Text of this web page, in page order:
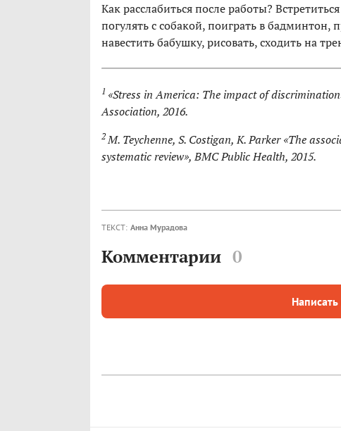
Как расслабиться после работы?
погулять с собакой, поиграть в
навестить бабушку, рисовать, сходить на
1 «Stress in America: The impact of
Association, 2016.
2 M. Teychenne, S. Costigan, K. Parker «The
systematic review», BMC Public Health, 2015.
ТЕКСТ: Анна Мурадова
Комментарии 0